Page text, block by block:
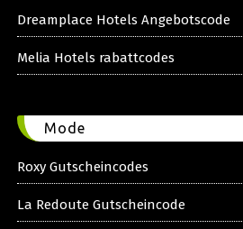
Dreamplace Hotels Angebotscode
Melia Hotels rabattcodes
Mode
Roxy Gutscheincodes
La Redoute Gutscheincode